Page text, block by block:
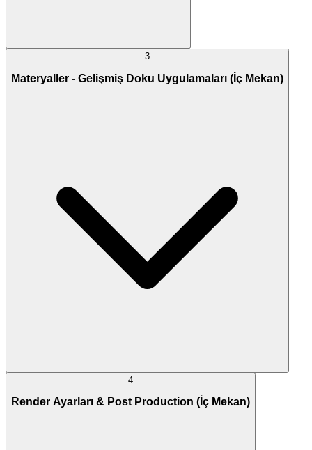
3
Materyaller - Gelişmiş Doku Uygulamaları (İç Mekan)
4
Render Ayarları & Post Production (İç Mekan)